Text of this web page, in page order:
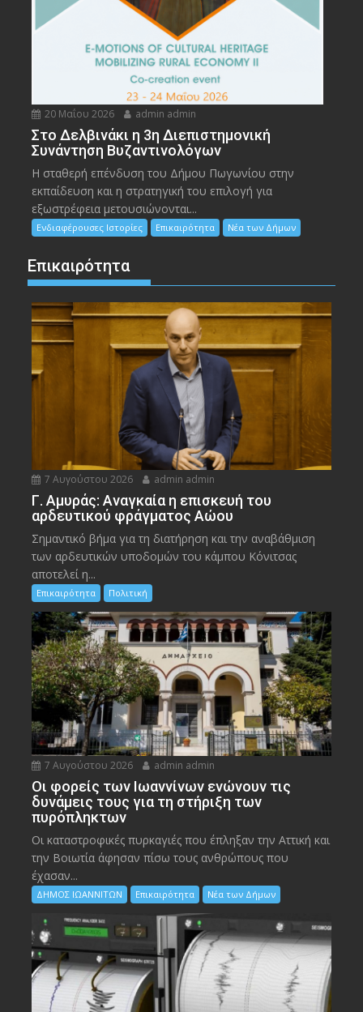
20 Μαΐου 2026 admin admin
Στο Δελβινάκι η 3η Διεπιστημονική
Συνάντηση Βυζαντινολόγων
Η σταθερή επένδυση του Δήμου Πωγωνίου στην
εκπαίδευση και η στρατηγική του επιλογή για
εξωστρέφεια μετουσιώνονται...
Ενδιαφέρουσες Ιστορίες Επικαιρότητα Νέα των Δήμων
Επικαιρότητα
7 Αυγούστου 2026 admin admin
Γ. Αμυράς: Αναγκαία η επισκευή του
αρδευτικού φράγματος Αώου
Σημαντικό βήμα για τη διατήρηση και την αναβάθμιση
των αρδευτικών υποδομών του κάμπου Κόνιτσας
αποτελεί η...
Επικαιρότητα Πολιτική
7 Αυγούστου 2026 admin admin
Οι φορείς των Ιωαννίνων ενώνουν τις
δυνάμεις τους για τη στήριξη των
πυρόπληκτων
Οι καταστροφικές πυρκαγιές που έπληξαν την Αττική και
την Bοιωτία άφησαν πίσω τους ανθρώπους που
έχασαν...
ΔΗΜΟΣ ΙΩΑΝΝΙΤΩΝ Επικαιρότητα Νέα των Δήμων